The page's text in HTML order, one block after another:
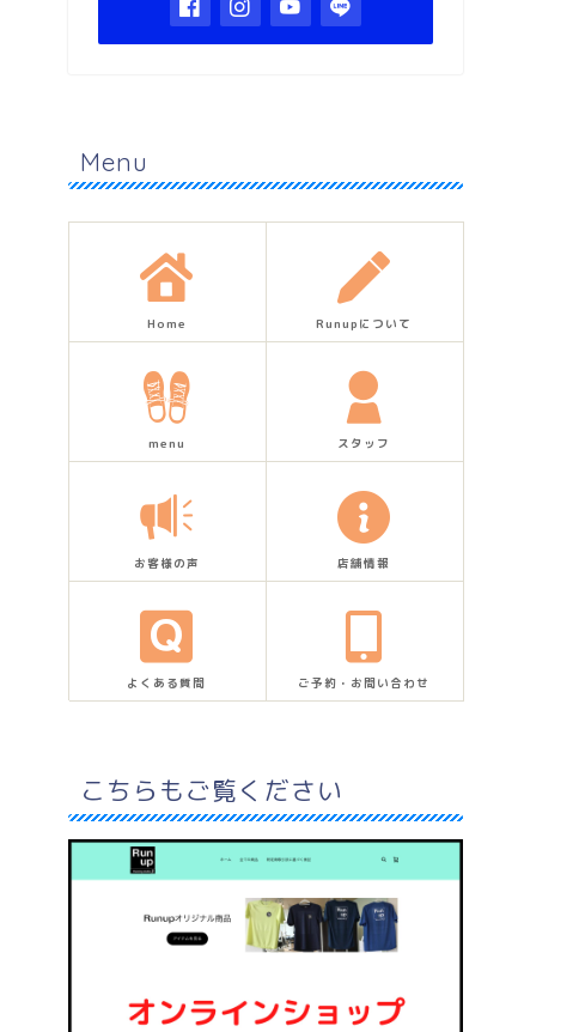
Menu
Home Runupについて
menu スタッフ
お客様の声 店舗情報
よくある質問 ご予約・お問い合わせ
こちらもご覧ください